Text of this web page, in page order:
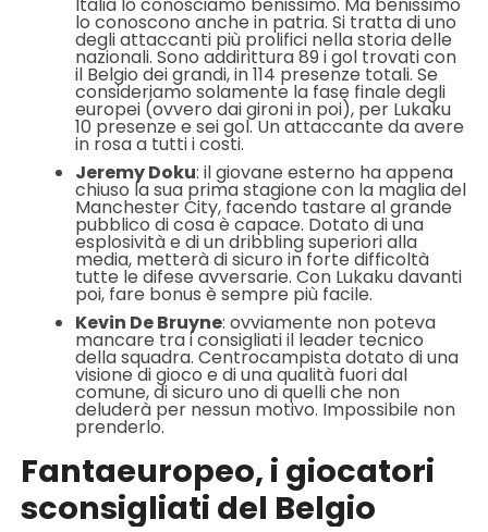
Italia lo conosciamo benissimo. Ma benissimo
lo conoscono anche in patria. Si tratta di uno
degli attaccanti più prolifici nella storia delle
nazionali. Sono addirittura 89 i gol trovati con
il Belgio dei grandi, in 114 presenze totali. Se
consideriamo solamente la fase finale degli
europei (ovvero dai gironi in poi), per Lukaku
10 presenze e sei gol. Un attaccante da avere
in rosa a tutti i costi.
Jeremy Doku: il giovane esterno ha appena
chiuso la sua prima stagione con la maglia del
Manchester City, facendo tastare al grande
pubblico di cosa è capace. Dotato di una
esplosività e di un dribbling superiori alla
media, metterà di sicuro in forte difficoltà
tutte le difese avversarie. Con Lukaku davanti
poi, fare bonus è sempre più facile.
Kevin De Bruyne: ovviamente non poteva
mancare tra i consigliati il leader tecnico
della squadra. Centrocampista dotato di una
visione di gioco e di una qualità fuori dal
comune, di sicuro uno di quelli che non
deluderà per nessun motivo. Impossibile non
prenderlo.
Fantaeuropeo, i giocatori
sconsigliati del Belgio